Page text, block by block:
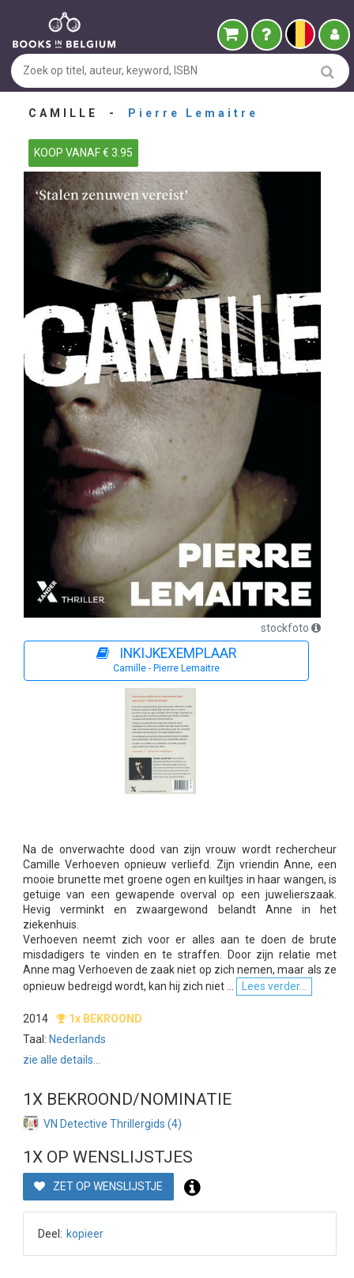
CAMILLE - Pierre Lemaitre
KOOP VANAF € 3.95
stockfoto
INKIJKEXEMPLAAR
Camille - Pierre Lemaitre
Na de onverwachte dood van zijn vrouw wordt rechercheur
Camille Verhoeven opnieuw verliefd. Zijn vriendin Anne, een
mooie brunette met groene ogen en kuiltjes in haar wangen, is
getuige van een gewapende overval op een juwelierszaak.
Hevig verminkt en zwaargewond belandt Anne in het
ziekenhuis.
Verhoeven neemt zich voor er alles aan te doen de brute
misdadigers te vinden en te straffen. Door zijn relatie met
Anne mag Verhoeven de zaak niet op zich nemen, maar als ze
opnieuw bedreigd wordt, kan hij zich niet ...
Lees verder...
2014
1x BEKROOND
Taal: Nederlands
zie alle details...
1X BEKROOND/NOMINATIE
VN Detective Thrillergids (4)
1X OP WENSLIJSTJES
ZET OP WENSLIJSTJE
Deel: kopieer